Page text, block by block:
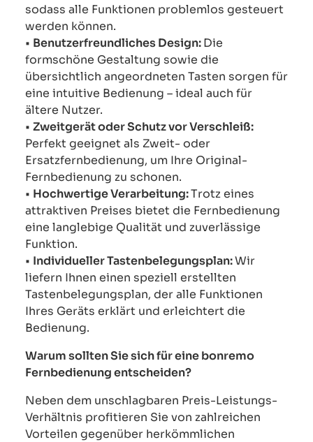
sodass alle Funktionen problemlos gesteuert
werden können.
• Benutzerfreundliches Design:Die
formschöne Gestaltung sowie die
übersichtlich angeordneten Tasten sorgen für
eine intuitive Bedienung – ideal auch für
ältere Nutzer.
• Zweitgerät oder Schutz vor Verschleiß:
Perfekt geeignet als Zweit- oder
Ersatzfernbedienung, um Ihre Original-
Fernbedienung zu schonen.
• Hochwertige Verarbeitung:Trotz eines
attraktiven Preises bietet die Fernbedienung
eine langlebige Qualität und zuverlässige
Funktion.
• Individueller Tastenbelegungsplan:Wir
liefern Ihnen einen speziell erstellten
Tastenbelegungsplan, der alle Funktionen
Ihres Geräts erklärt und erleichtert die
Bedienung.
Warum sollten Sie sich für eine bonremo
Fernbedienung entscheiden?
Neben dem unschlagbaren Preis-Leistungs-
Verhältnis profitieren Sie von zahlreichen
Vorteilen gegenüber herkömmlichen